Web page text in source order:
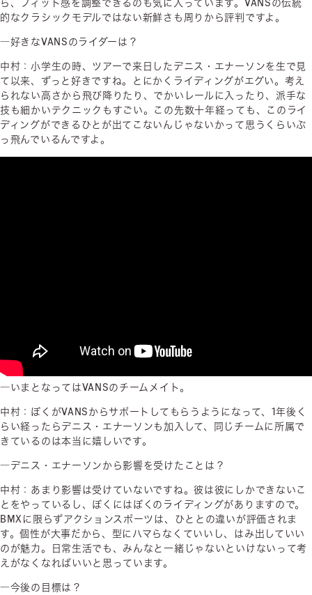
ら、フィット感を調整できるのも気に入っています。VANSの伝統
的なクラシックモデルではない新鮮さも周りから評判ですよ。
―好きなVANSのライダーは？
中村：小学生の時、ツアーで来日したデニス・エナーソンを生で見
て以来、ずっと好きですね。とにかくライディングがエグい。考え
られない高さから飛び降りたり、でかいレールに入ったり、派手な
技も細かいテクニックもすごい。この先数十年経っても、このライ
ディングができるひとが出てこないんじゃないかって思うくらいぶ
っ飛んでいるんですよ。
―いまとなってはVANSのチームメイト。
中村：ぼくがVANSからサポートしてもらうようになって、1年後く
らい経ったらデニス・エナーソンも加入して、同じチームに所属で
きているのは本当に嬉しいです。
―デニス・エナーソンから影響を受けたことは？
中村：あまり影響は受けていないですね。彼は彼にしかできないこ
とをやっているし、ぼくにはぼくのライディングがありますので。
BMXに限らずアクションスポーツは、ひととの違いが評価されま
す。個性が大事だから、型にハマらなくていいし、はみ出していい
のが魅力。日常生活でも、みんなと一緒じゃないといけないって考
えがなくなればいいと思っています。
―今後の目標は？